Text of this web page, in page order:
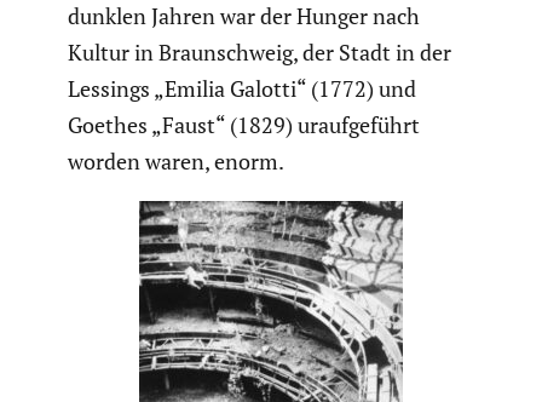
dunklen Jahren war der Hunger nach
Kultur in Braun­schweig, der Stadt in der
Lessings „Emilia Galotti“ (1772) und
Goethes „Faust“ (1829) urauf­ge­führt
worden waren, enorm.